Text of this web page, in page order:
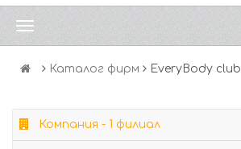
Каталог фирм EveryBody club
Компания - 1 филиал